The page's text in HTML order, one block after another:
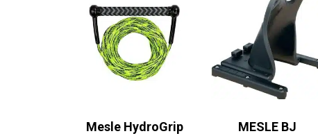
Mesle HydroGrip
MESLE BJ